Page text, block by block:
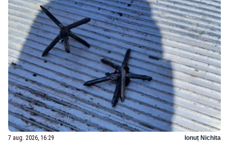
7 aug. 2026, 16:29 Ionuț Nichita